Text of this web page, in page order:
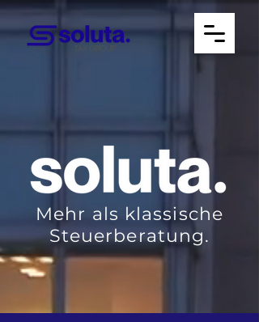
Mehr als klassische
Steuerberatung.